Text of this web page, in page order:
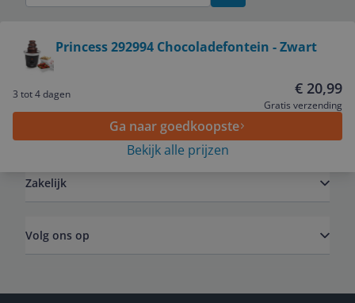
Princess 292994 Chocoladefontein - Zwart
3 tot 4 dagen € 20,99
Gratis verzending
Ga naar goedkoopste
Bekijk alle prijzen
Zakelijk
Volg ons op